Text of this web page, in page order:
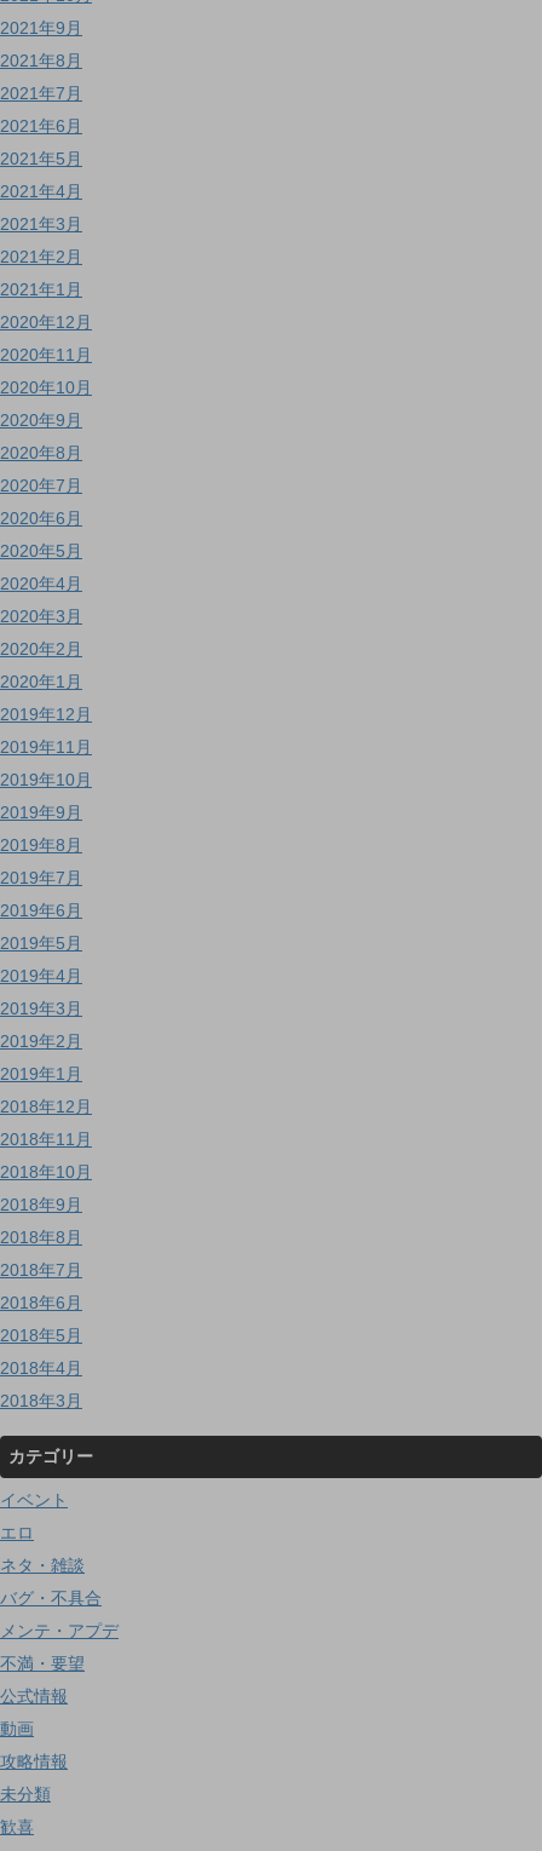
2021年9月
2021年8月
2021年7月
2021年6月
2021年5月
2021年4月
2021年3月
2021年2月
2021年1月
2020年12月
2020年11月
2020年10月
2020年9月
2020年8月
2020年7月
2020年6月
2020年5月
2020年4月
2020年3月
2020年2月
2020年1月
2019年12月
2019年11月
2019年10月
2019年9月
2019年8月
2019年7月
2019年6月
2019年5月
2019年4月
2019年3月
2019年2月
2019年1月
2018年12月
2018年11月
2018年10月
2018年9月
2018年8月
2018年7月
2018年6月
2018年5月
2018年4月
2018年3月
カテゴリー
イベント
エロ
ネタ・雑談
バグ・不具合
メンテ・アプデ
不満・要望
公式情報
動画
攻略情報
未分類
歓喜